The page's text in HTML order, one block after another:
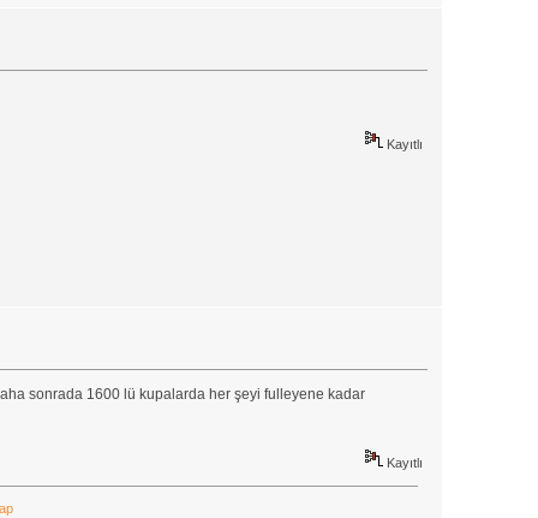
Kayıtlı
sonrada 1600 lü kupalarda her şeyi fulleyene kadar
Kayıtlı